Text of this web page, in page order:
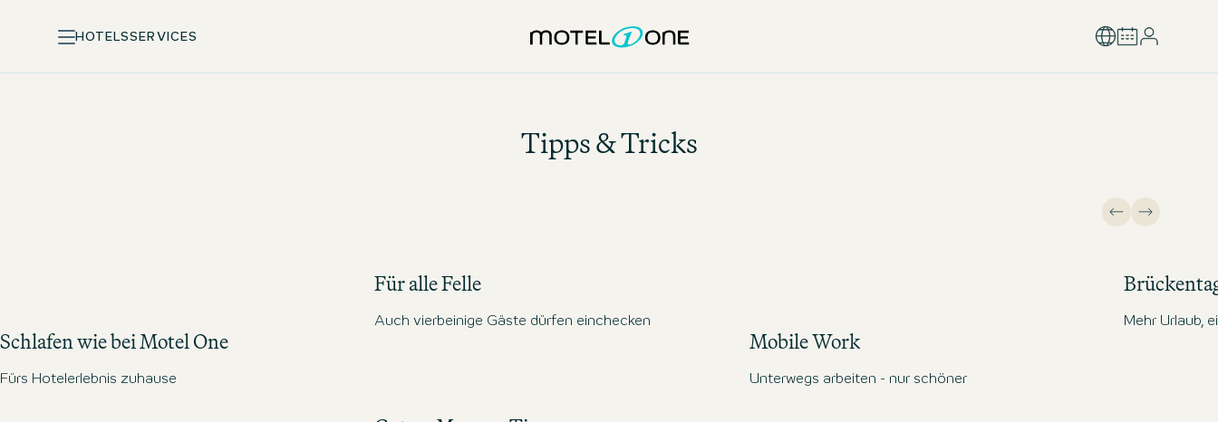
HOTELSSERVICES
Tipps & Tricks
Schlafen wie bei Motel One
Fürs Hotelerlebnis zuhause
Für alle Felle
Auch vierbeinige Gäste dürfen einchecken
Mobile Work
Unterwegs arbeiten - nur schöner
Mehr Urlaub,